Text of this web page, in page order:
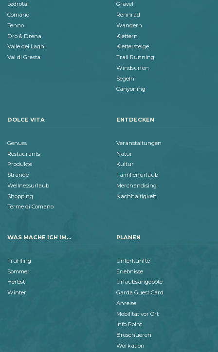
Ledrotal
Comano
Tenno
Dro & Drena
Valle dei Laghi
Val di Gresta
Gravel
Rennrad
Wandern
Klettern
Klettersteige
Trail Running
Windsurfen
Segeln
Canyoning
DOLCE VITA
Genuss
Restaurants
Produkte
Strände
Wellnessurlaub
Shopping
Terme di Comano
ENTDECKEN
Veranstaltungen
Natur
Kultur
Familienurlaub
Merchandising
Nachhaltigkeit
WAS MACHE ICH IM...
Frühling
Sommer
Herbst
Winter
PLANEN
Unterkünfte
Erlebnisse
Urlaubsangebote
Garda Guest Card
Anreise
Mobilität vor Ort
Info Point
Broschueren
Workation